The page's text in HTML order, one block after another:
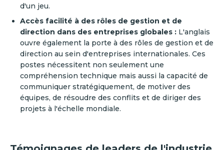
d'un jeu.
Accès facilité à des rôles de gestion et de
direction dans des entreprises globales : L'anglais
ouvre également la porte à des rôles de gestion et de
direction au sein d'entreprises internationales. Ces
postes nécessitent non seulement une
compréhension technique mais aussi la capacité de
communiquer stratégiquement, de motiver des
équipes, de résoudre des conflits et de diriger des
projets à l'échelle mondiale.